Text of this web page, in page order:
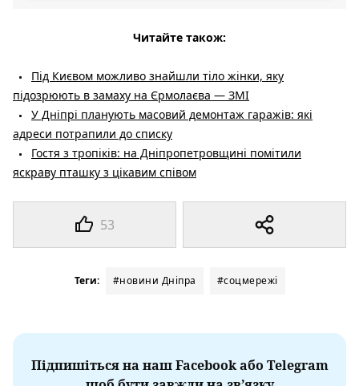
53
Читайте також:
Під Києвом можливо знайшли тіло жінки, яку
підозрюють в замаху на Єрмолаєва — ЗМІ
У Дніпрі планують масовий демонтаж гаражів: які
адреси потрапили до списку
Гостя з тропіків: на Дніпропетровщині помітили
яскраву пташку з цікавим співом
Теги: #новини Дніпра #соцмережі
Підпишіться на наш Facebook або Telegram